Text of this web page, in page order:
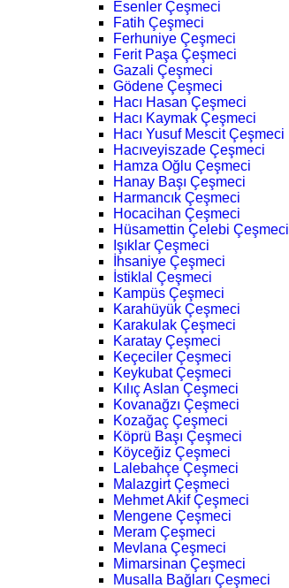
Esenler Çeşmeci
Fatih Çeşmeci
Ferhuniye Çeşmeci
Ferit Paşa Çeşmeci
Gazali Çeşmeci
Gödene Çeşmeci
Hacı Hasan Çeşmeci
Hacı Kaymak Çeşmeci
Hacı Yusuf Mescit Çeşmeci
Hacıveyiszade Çeşmeci
Hamza Oğlu Çeşmeci
Hanay Başı Çeşmeci
Harmancık Çeşmeci
Hocacihan Çeşmeci
Hüsamettin Çelebi Çeşmeci
Işıklar Çeşmeci
İhsaniye Çeşmeci
İstiklal Çeşmeci
Kampüs Çeşmeci
Karahüyük Çeşmeci
Karakulak Çeşmeci
Karatay Çeşmeci
Keçeciler Çeşmeci
Keykubat Çeşmeci
Kılıç Aslan Çeşmeci
Kovanağzı Çeşmeci
Kozağaç Çeşmeci
Köprü Başı Çeşmeci
Köyceğiz Çeşmeci
Lalebahçe Çeşmeci
Malazgirt Çeşmeci
Mehmet Akif Çeşmeci
Mengene Çeşmeci
Meram Çeşmeci
Mevlana Çeşmeci
Mimarsinan Çeşmeci
Musalla Bağları Çeşmeci